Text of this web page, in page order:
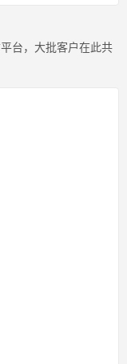
台，大批客户在此共